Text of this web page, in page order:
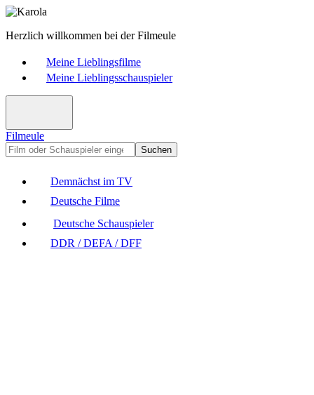
Herzlich willkommen bei der Filmeule
Meine Lieblingsfilme
Meine Lieblingsschauspieler
Filmeule
Suchen
Demnächst im TV
Deutsche Filme
Deutsche Schauspieler
DDR / DEFA / DFF